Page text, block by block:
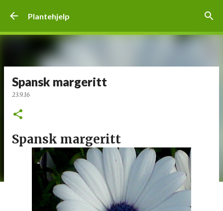
Plantehjelp
Spansk margeritt
23.9.16
Spansk margeritt